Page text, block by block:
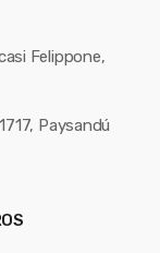
Felippone,
Paysandú